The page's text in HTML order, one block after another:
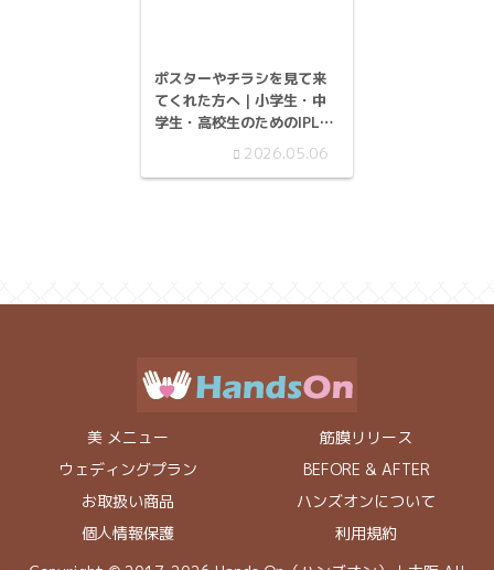
ポスターやチラシを見て来
てくれた方へ｜小学生・中
学生・高校生のためのIPL光
2026.05.06
美 メニュー
筋膜リリース
ウェディングプラン
BEFORE & AFTER
お取扱い商品
ハンズオンについて
個人情報保護
利用規約